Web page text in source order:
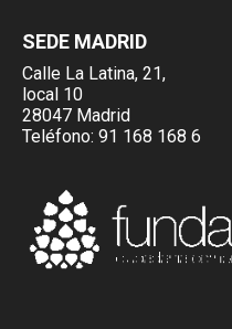
SEDE MADRID
Calle La Latina, 21,
local 10
28047 Madrid
Teléfono: 91 168 168 6